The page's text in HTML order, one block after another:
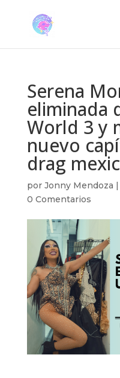
Serena
eliminada
World 3 y
nuevo
drag
por Jonny Mendoza |
0 Comentarios